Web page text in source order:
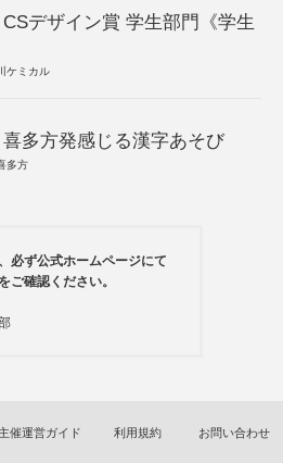
デザイン賞 学生部門《学生
ケミカル
多方発感じる漢字あそび
多方
必ず公式ホームページにて
ご確認ください。
催運営ガイド 利用規約 お問い合わせ